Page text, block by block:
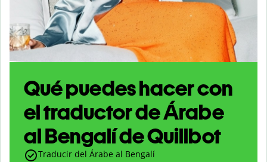
Qué puedes hacer con
el traductor de Árabe
al Bengalí de Quillbot
Traducir del Árabe al Bengalí